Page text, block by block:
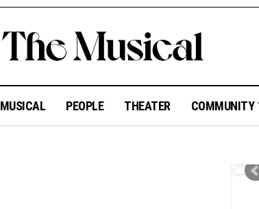
MUSICAL PEOPLE THEATER COMMUNITY